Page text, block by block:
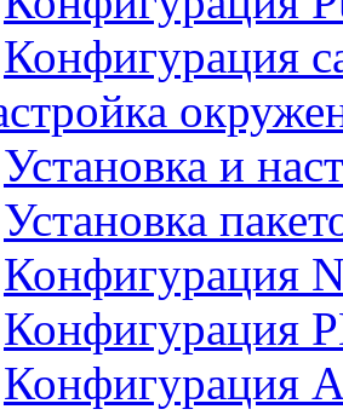
Конфигурация
Установка и
Установка
Конфигурация
Конфигурация
Конфигурация